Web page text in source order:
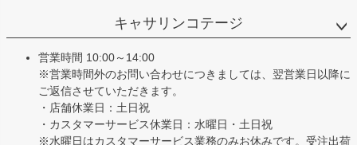
ップ
キャサリンコテージ
営業時間 10:00～14:00
※営業時間外のお問い合わせにつきましては、翌営業日以降に
ご返信させていただきます。
・店舗休業日：土日祝
・カスタマーサービス休業日：水曜日・土日祝
※水曜日はカスタマーサービス業務のみお休みです。受注出荷